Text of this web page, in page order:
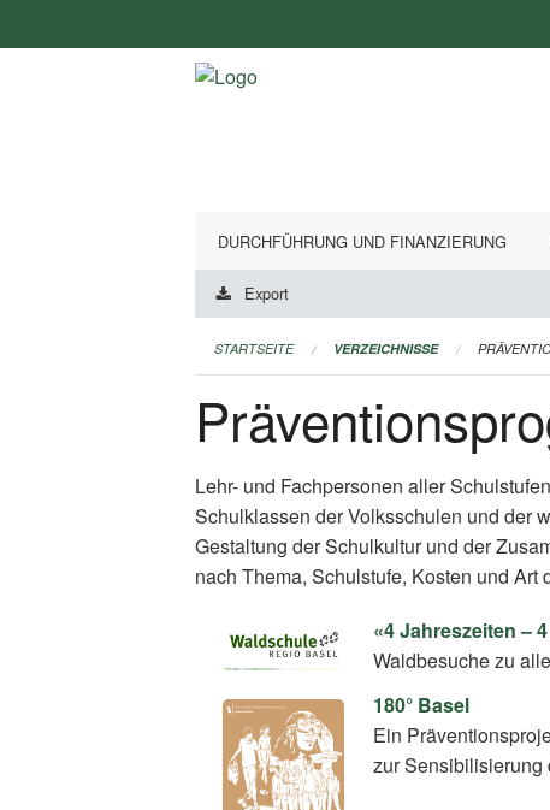
überspringen
DURCHFÜHRUNG UND FINANZIERUNG
Export
STARTSEITE VERZEICHNISSE
Lehr- und Fachpersonen aller
Schulklassen der Volksschulen und der
Gestaltung der Schulkultur und der
nach Thema, Schulstufe, Kosten und Art
«4 Jahreszeiten –
Waldbesuche zu
180° Basel
Ein
zur Sensibilisierung